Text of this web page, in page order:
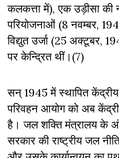
कलकत्ता में), एक उड़ीसा की
परियोजनाओं (8 नवम्बर,
विद्युत उर्जा (25 अक्टूबर,
पर केन्द्रित थीं।(7)
सन् 1945 में स्थापित
परिवहन आयोग को अब
है। जल शक्ति मंत्रालय के
सरकार की राष्ट्रीय जल